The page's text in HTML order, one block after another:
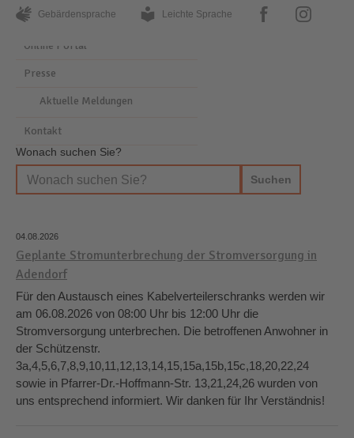
Gebärden­sprache Leichte Sprache facebook instagram
Online Portal
Presse
Aktuelle Meldungen
Kontakt
Wonach suchen Sie?
04.08.2026
Geplante Stromunterbrechung der Stromversorgung in
Adendorf
Für den Austausch eines Kabelverteilerschranks werden wir
am 06.08.2026 von 08:00 Uhr bis 12:00 Uhr die
Stromversorgung unterbrechen. Die betroffenen Anwohner in
der Schützenstr.
3a,4,5,6,7,8,9,10,11,12,13,14,15,15a,15b,15c,18,20,22,24
sowie in Pfarrer-Dr.-Hoffmann-Str. 13,21,24,26 wurden von
uns entsprechend informiert. Wir danken für Ihr Verständnis!